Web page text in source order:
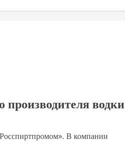
водки
В компании